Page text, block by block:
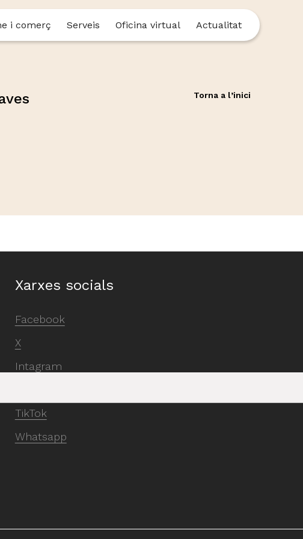
i comerç Serveis Oficina virtual Actualitat
Torna a l’inici
Xarxes socials
Facebook
X
Intagram
TikTok
Whatsapp